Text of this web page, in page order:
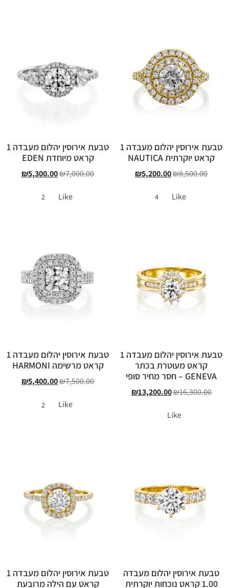
טבעת אירוסין יהלום מעבדה 1
קראט יוקרתית NAUTICA
₪8,500.00
₪5,200.00
Like
טבעת אירוסין יהלום מעבדה 1
קראט מיוחדת EDEN
₪7,000.00
₪5,300.00
Like
טבעת אירוסין יהלום מעבדה 1
קראט מעוטרת בכתר
GENEVA – חסר מחיר סופי
₪16,300.00
₪13,200.00
Like
טבעת אירוסין יהלום מעבדה 1
קראט מרשימה HARMONI
₪7,500.00
₪5,400.00
Like
טבעת אירוסין יהלום מעבדה
1.00 קראט נוכחות יוקרתית
טבעת אירוסין יהלום מעבדה 1
קראט עם הילה מרובעת